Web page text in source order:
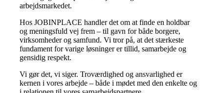
arbejdsmarkedet.
Hos JOBINPLACE handler det om at finde en holdbar
og meningsfuld vej frem – til gavn for både borgere,
virksomheder og samfund. Vi tror på, at det stærkeste
fundament for varige løsninger er tillid, samarbejde og
gensidig respekt.
Vi gør det, vi siger. Troværdighed og ansvarlighed er
kernen i vores arbejde – både i mødet med den enkelte og